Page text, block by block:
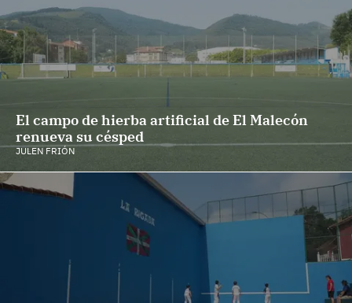
El campo de hierba artificial de El Malecón
renueva su césped
JULEN FRIÓN